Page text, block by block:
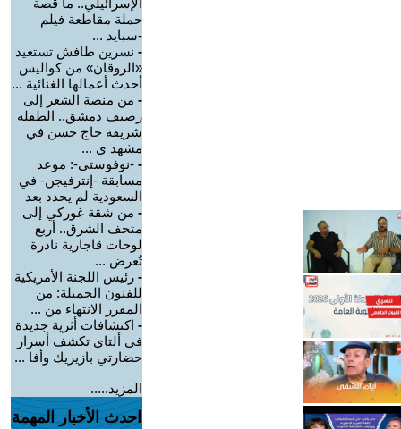
الإسرائيلي.. ما قصة
حملة مقاطعة فيلم
-سبايد ...
- نسرين طافش تستعيد
«الروقان» من كواليس
أحدث أعمالها الغنائية ...
- من منصة الشعر إلى
رصيف دمشق.. الطفلة
شريفة حاج حسن في
مشهد ي ...
- -نوفوستي-: موعد
مسابقة -إنترفيجن- في
السعودية لم يحدد بعد
- من شقة غوركي إلى
متحف الشرق.. أربع
لوحات قاجارية نادرة
تُعرض ...
- رئيس اللجنة الأمريكية
للفنون الجميلة: من
المقرر الانتهاء من ...
- اكتشافات أثرية جديدة
في ألتاي تكشف أسرار
حضارتي بازيريك وأفا ...
المزيد.....
احدث الأخبار المهمة